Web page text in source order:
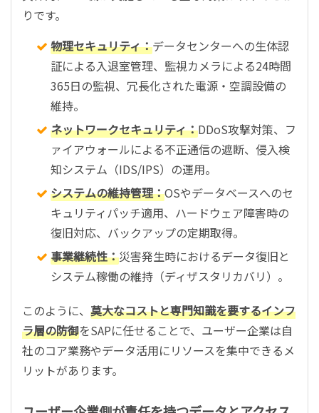
りです。
物理セキュリティ：データセンターへの生体認
証による入退室管理、監視カメラによる24時間
365日の監視、冗長化された電源・空調設備の
維持。
ネットワークセキュリティ：DDoS攻撃対策、フ
ァイアウォールによる不正通信の遮断、侵入検
知システム（IDS/IPS）の運用。
システムの維持管理：OSやデータベースへのセ
キュリティパッチ適用、ハードウェア障害時の
復旧対応、バックアップの定期取得。
事業継続性：災害発生時におけるデータ復旧と
システム稼働の維持（ディザスタリカバリ）。
このように、 莫大なコストと専門知識を要するインフ
ラ層の防御をSAPに任せることで、ユーザー企業は自
社のコア業務やデータ活用にリソースを集中できるメ
リットがあります。